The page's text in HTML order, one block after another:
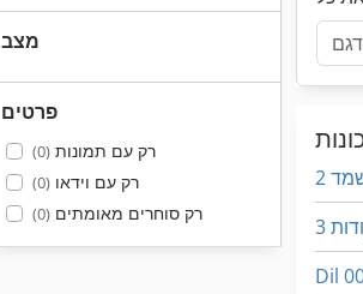
מצב
פרטים
רק עם תמונות(0)
רק עם וידאו(0)
רק סוחרים מאומתים(0)
Dil